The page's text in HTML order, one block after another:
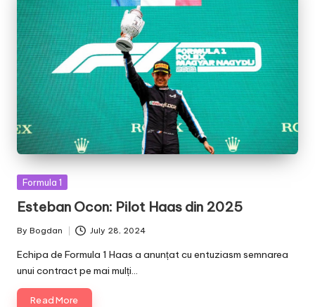
Posted
Formula 1
Esteban Ocon: Pilot Haas din 2025
Posted
by
By Bogdan July 28, 2024
Echipa de Formula 1 Haas a anunțat cu entuziasm semnarea
unui contract pe mai mulți…
Read More